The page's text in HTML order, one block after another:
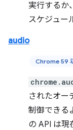
実行するか
スケジュー
audio
Chrome 59
されたオー
制御できる
の API は